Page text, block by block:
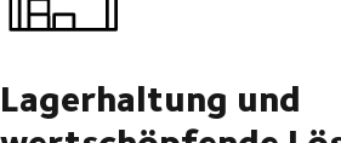
Lagerhaltung und